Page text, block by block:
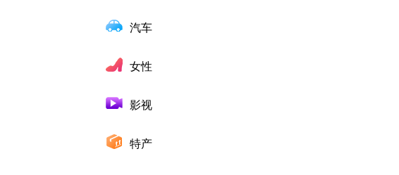
汽车
女性
影视
特产